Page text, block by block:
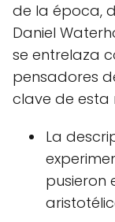
de la época,
Daniel
se entrelaza
pensadores
clave de esta
La
pusieron